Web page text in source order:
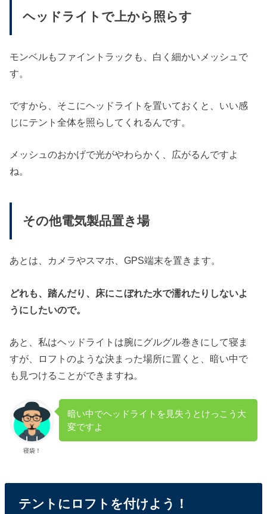
ヘッドライトで上から照らす
モンベルもファイントラックも、白く細かいメッシュで
す。
ですから、そこにヘッドライトを置いておくと、いい感
じにテント全体を照らしてくれるんです。
メッシュのおかげで光がやわらかく、広がるんですよ
ね。
その他電気製品置き場
あとは、カメラやスマホ、GPS端末を置きます。
どれも、踏んだり、床にこぼれた水で濡れたりしないよ
うにしたいので。
あと、私はヘッドライトは腕にグルグル巻きにして寝ま
すが、ロフトのような決まった場所に置くと、暗い中で
も見つけることができますね。
寝袋！
暗い中でヘッドライトを見失うとけっこう大
変ですよ
テントにロフトを付けよう！